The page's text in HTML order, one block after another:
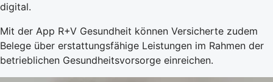
digital.
Mit der App R+V Gesundheit können Versicherte zudem
Belege über erstattungsfähige Leistungen im Rahmen der
betrieblichen Gesundheitsvorsorge einreichen.